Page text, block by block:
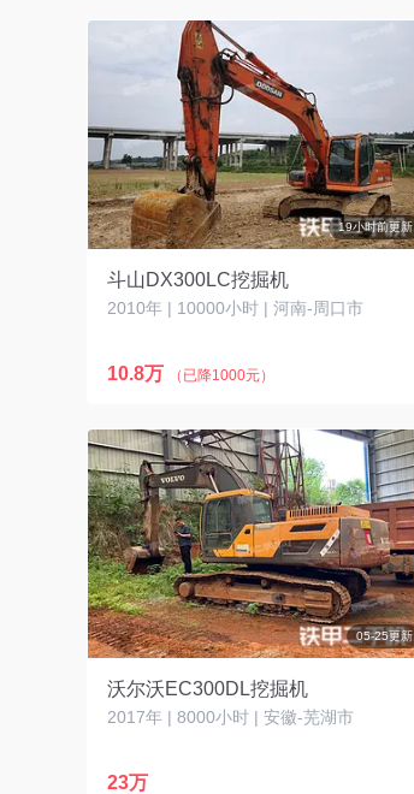
19小时前更新
斗山DX300LC挖掘机
2010年 | 10000小时 | 河南-周口市
10.8万 （已降1000元）
05-25更新
沃尔沃EC300DL挖掘机
2017年 | 8000小时 | 安徽-芜湖市
23万